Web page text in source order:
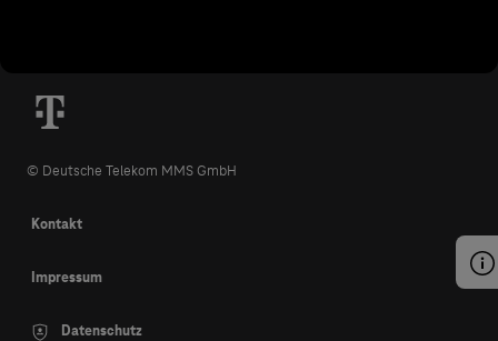
© Deutsche Telekom MMS GmbH
Kontakt
Impressum
Datenschutz